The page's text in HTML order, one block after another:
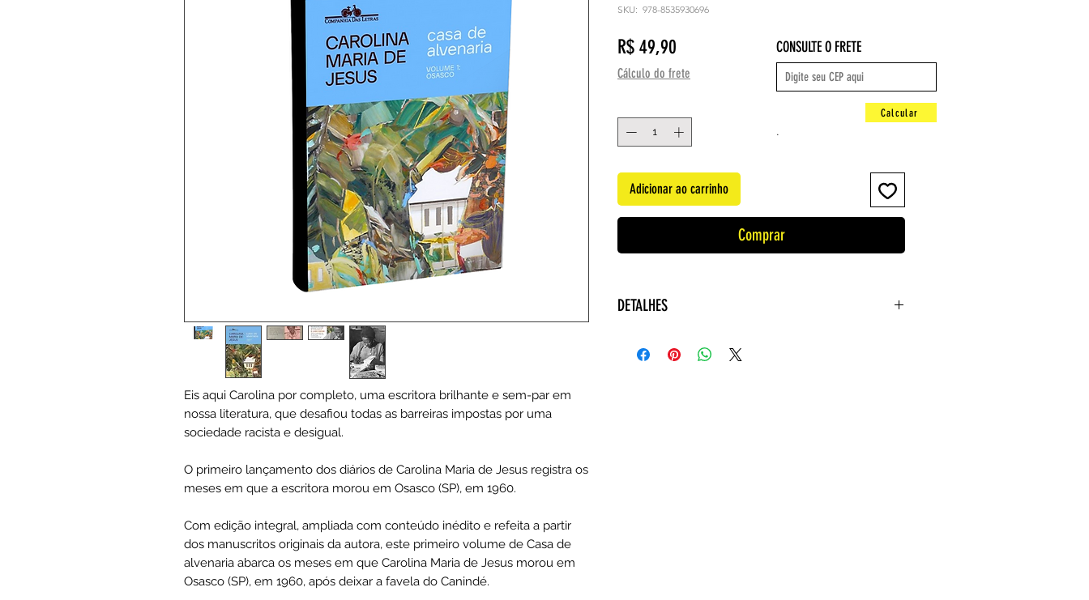
Eis aqui Carolina por completo, uma escritora brilhante e sem-par em
nossa literatura, que desafiou todas as barreiras impostas por uma
sociedade racista e desigual.
O primeiro lançamento dos diários de Carolina Maria de Jesus registra os
meses em que a escritora morou em Osasco (SP), em 1960.
Com edição integral, ampliada com conteúdo inédito e refeita a partir
dos manuscritos originais da autora, este primeiro volume de Casa de
alvenaria abarca os meses em que Carolina Maria de Jesus morou em
Osasco (SP), em 1960, após deixar a favela do Canindé.
SKU: ‎ 978-8535930696
R$ 49,90
Cálculo do frete
Adicionar ao carrinho
Comprar
DETALHES
2021)
CONSULTE O FRETE
Calcular
.